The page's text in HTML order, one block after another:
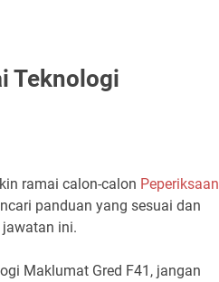
Teknologi
ramai calon-calon Peperiksaan
panduan yang sesuai dan
ini.
Maklumat Gred F41, jangan